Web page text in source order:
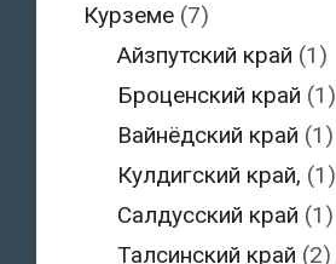
Курземе(7)
Айзпутский край (1)
Броценский край (1)
Вайнёдский край (1)
Кулдигский край, (1)
Салдусский край (1)
Талсинский край (2)